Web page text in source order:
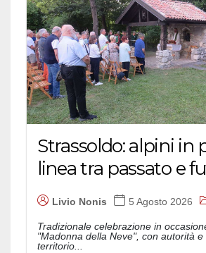
Strassoldo: alpini in
linea tra passato e
Livio Nonis 5 Agosto 2026
Tradizionale celebrazione in
"Madonna della Neve", con autorità e
territorio...